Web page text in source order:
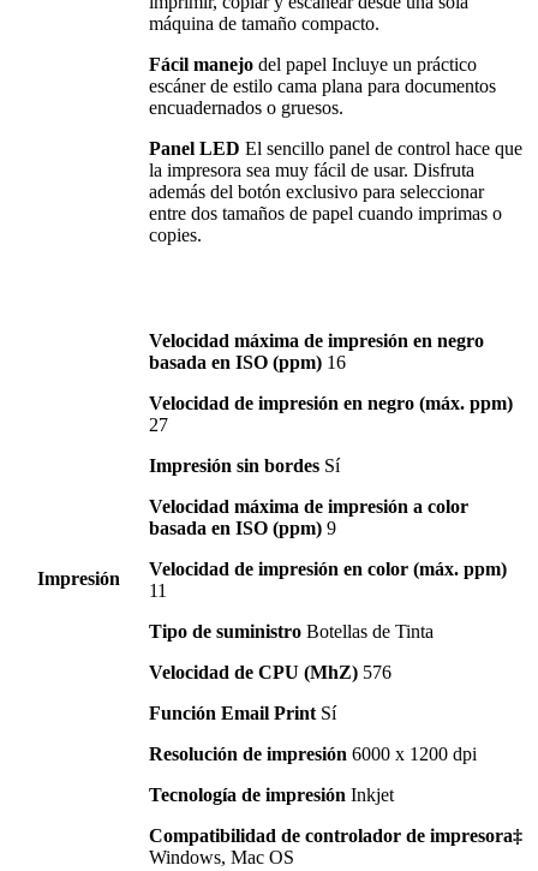
máquina de tamaño compacto.
Fácil manejo del papel Incluye un práctico
escáner de estilo cama plana para documentos
encuadernados o gruesos.
Panel LED El sencillo panel de control hace que
la impresora sea muy fácil de usar. Disfruta
además del botón exclusivo para seleccionar
entre dos tamaños de papel cuando imprimas o
copies.
Impresión
Velocidad máxima de impresión en negro
basada en ISO (ppm) 16
Velocidad de impresión en negro (máx. ppm)
27
Impresión sin bordes Sí
Velocidad máxima de impresión a color
basada en ISO (ppm) 9
Velocidad de impresión en color (máx. ppm)
11
Tipo de suministro Botellas de Tinta
Velocidad de CPU (MhZ) 576
Función Email Print Sí
Resolución de impresión 6000 x 1200 dpi
Tecnología de impresión Inkjet
Compatibilidad de controlador de impresora‡
Windows, Mac OS